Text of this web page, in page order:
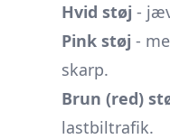
Hvid støj -
Pink støj -
skarp.
Brun (red)
lastbiltrafik.